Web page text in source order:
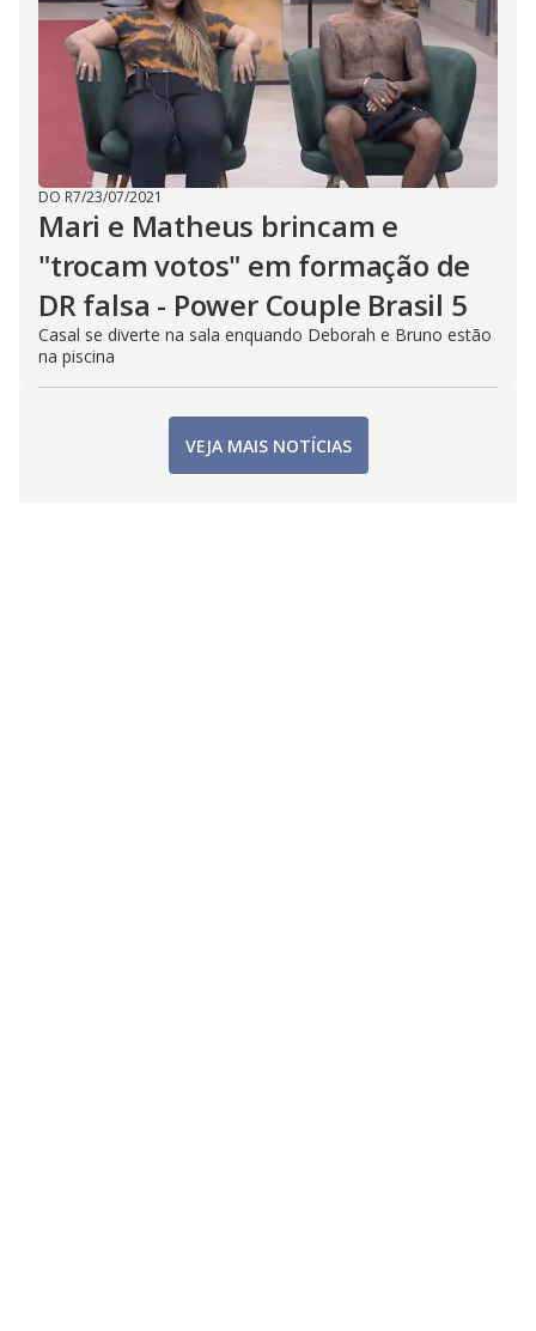
DO R7/23/07/2021
Mari e Matheus brincam e
"trocam votos" em formação de
DR falsa - Power Couple Brasil 5
Casal se diverte na sala enquando Deborah e Bruno estão
na piscina
VEJA MAIS NOTÍCIAS